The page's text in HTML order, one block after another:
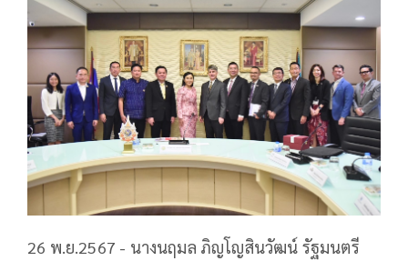
26 พ.ย.2567 - นางนฤมล ภิญโญสินวัฒน์ รัฐมนตรี